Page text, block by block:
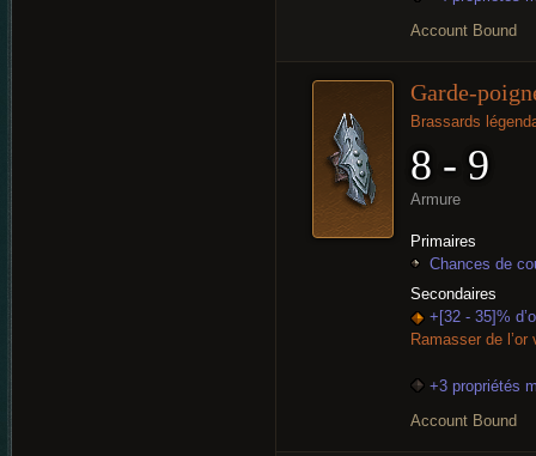
Account Bound
Garde-
Brassards
8 - 9
Armure
Primaires
Chances de
Secondaires
+[32 - 35]%
Ramasser de
+3 propriétés
Account Bound